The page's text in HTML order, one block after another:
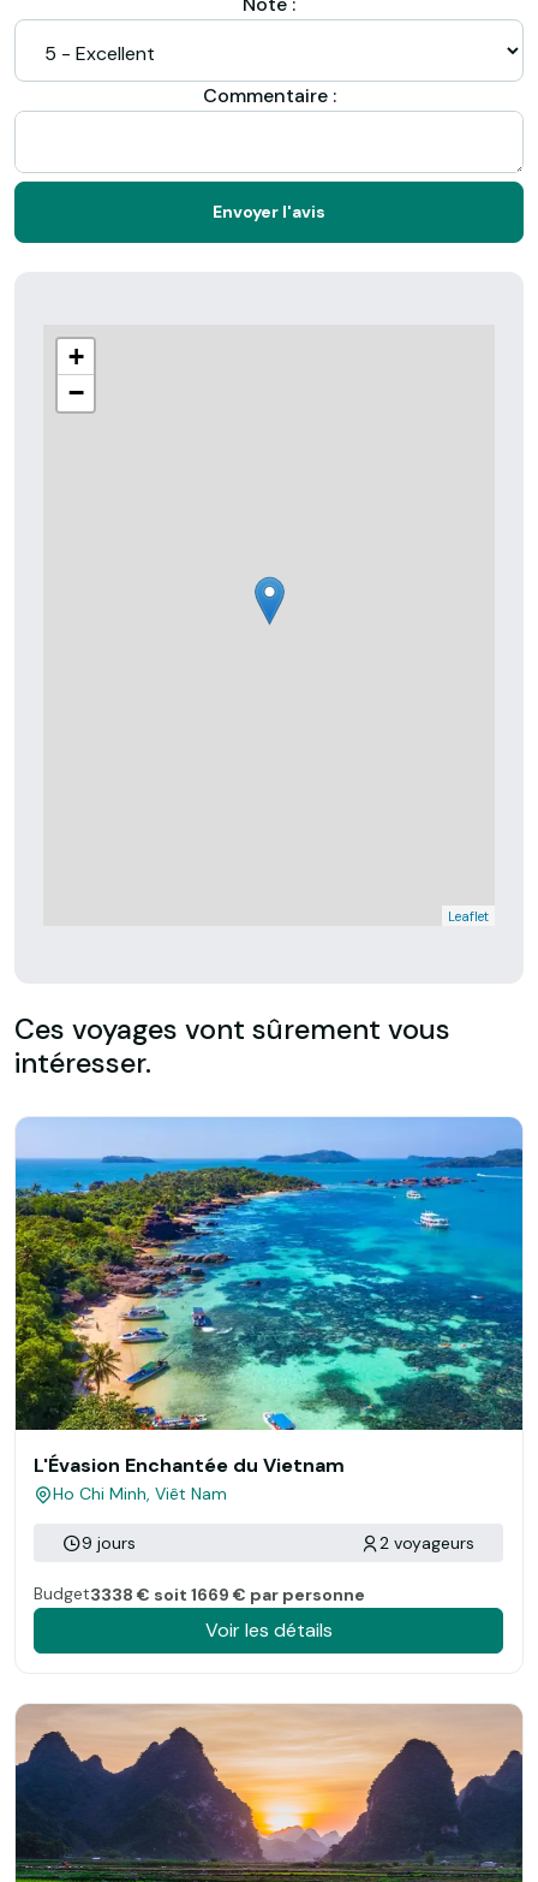
Commentaire :
Envoyer l'avis
+
−
Leaflet
Ces voyages vont sûrement vous
intéresser.
L'Évasion Enchantée du Vietnam
Ho Chi Minh, Viêt Nam
9 jours 2 voyageurs
Budget3338 € soit 1669 € par personne
Voir les détails